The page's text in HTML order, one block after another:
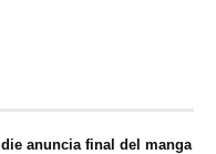
anuncia final del manga